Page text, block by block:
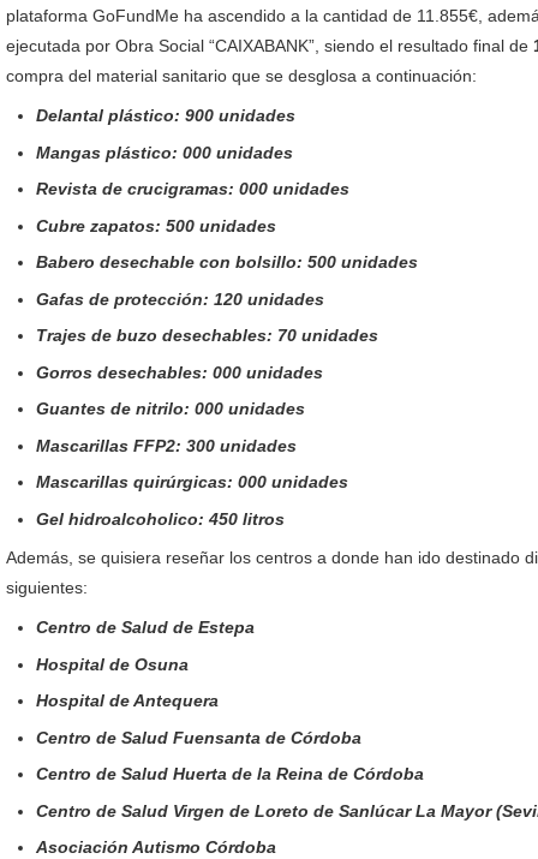
plataforma GoFundMe ha ascendido a la cantidad de 11.855€,
ejecutada por Obra Social “CAIXABANK”, siendo el resultado final de
compra del material sanitario que se desglosa a continuación:
Delantal plástico: 900 unidades
Mangas plástico: 000 unidades
Revista de crucigramas: 000 unidades
Cubre zapatos: 500 unidades
Babero desechable con bolsillo: 500 unidades
Gafas de protección: 120 unidades
Trajes de buzo desechables: 70 unidades
Gorros desechables: 000 unidades
Guantes de nitrilo: 000 unidades
Mascarillas FFP2: 300 unidades
Mascarillas quirúrgicas: 000 unidades
Gel hidroalcoholico: 450 litros
Además, se quisiera reseñar los centros a donde han ido destinado
siguientes:
Centro de Salud de Estepa
Hospital de Osuna
Hospital de Antequera
Centro de Salud Fuensanta de Córdoba
Centro de Salud Huerta de la Reina de Córdoba
Centro de Salud Virgen de Loreto de Sanlúcar La Mayor
Asociación Autismo Córdoba